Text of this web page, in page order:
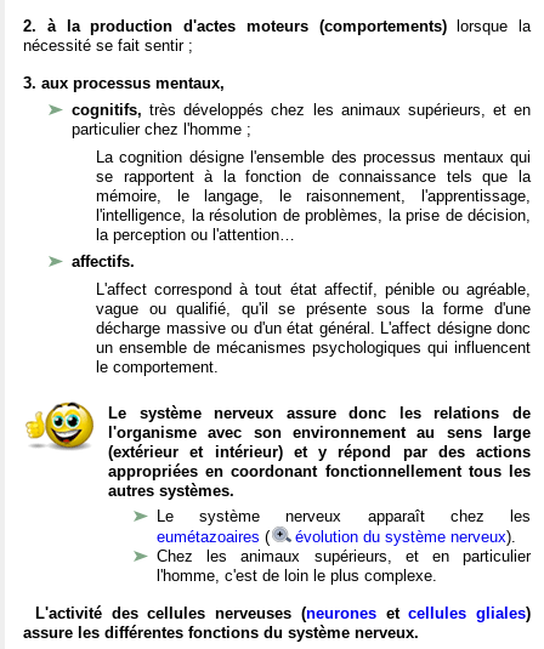
2. à la production d'actes moteurs (comportements)lorsque la
nécessité se fait sentir ;
3. aux processus mentaux,
cognitifs,très développés chez les animaux supérieurs, et en
particulier chez l'homme ;
La cognition désigne l'ensemble des processus mentaux qui
se rapportent à la fonction de connaissance tels que la
mémoire, le langage, le raisonnement, l'apprentissage,
l'intelligence, la résolution de problèmes, la prise de décision,
la perception ou l'attention…
affectifs.
L'affect correspond à tout état affectif, pénible ou agréable,
vague ou qualifié, qu'il se présente sous la forme d'une
décharge massive ou d'un état général. L'affect désigne donc
un ensemble de mécanismes psychologiques qui influencent
le comportement.
Le système nerveux assure donc les relations de
l'organisme avec son environnement au sens large
(extérieur et intérieur) et y répond par des actions
appropriées en coordonant fonctionnellement tous les
autres systèmes.
Le système nerveux apparaît chez les
eumétazoaires ( évolution du système nerveux).
Chez les animaux supérieurs, et en particulier
l'homme, c'est de loin le plus complexe.
L'activité des cellules nerveuses (neuronesetcellules gliales)
assure les différentes fonctions du système nerveux.